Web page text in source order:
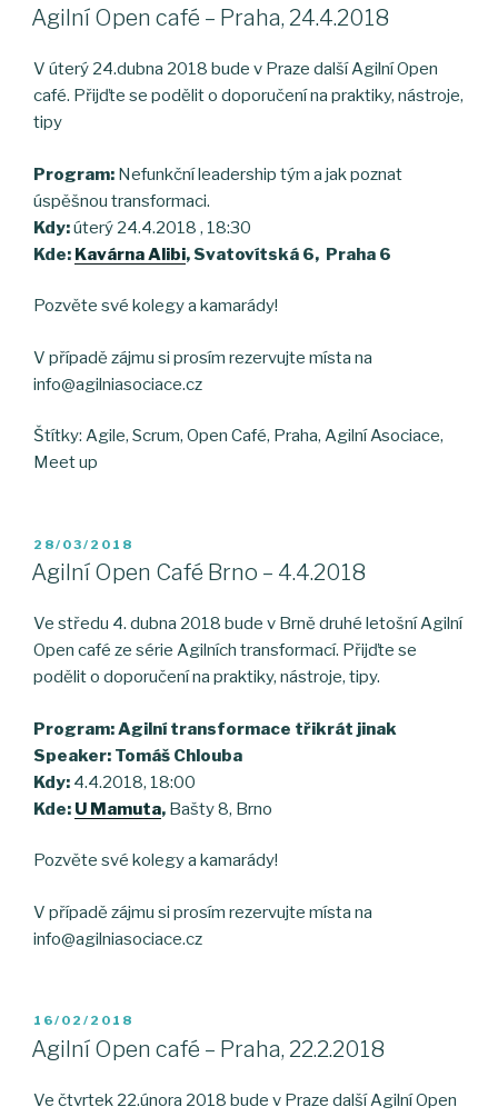
ON
Agilní Open café – Praha, 24.4.2018
V úterý 24.dubna 2018 bude v Praze další Agilní Open
café. Přijďte se podělit o doporučení na praktiky, nástroje,
tipy
Program: Nefunkční leadership tým a jak poznat
úspěšnou transformaci.
Kdy:úterý 24.4.2018 , 18:30
Kde: Kavárna Alibi, Svatovítská 6, Praha 6
Pozvěte své kolegy a kamarády!
V případě zájmu si prosím rezervujte místa na
info@agilniasociace.cz
Štítky: Agile, Scrum, Open Café, Praha, Agilní Asociace,
Meet up
POSTED
ON
28/03/2018
Agilní Open Café Brno – 4.4.2018
Ve středu 4. dubna 2018 bude v Brně druhé letošní Agilní
Open café ze série Agilních transformací. Přijďte se
podělit o doporučení na praktiky, nástroje, tipy.
Program:Agilní transformace třikrát jinak
Speaker: Tomáš Chlouba
Kdy: 4.4.2018, 18:00
Kde: U Mamuta, Bašty 8, Brno
Pozvěte své kolegy a kamarády!
V případě zájmu si prosím rezervujte místa na
info@agilniasociace.cz
POSTED
ON
16/02/2018
Agilní Open café – Praha, 22.2.2018
Ve čtvrtek 22.února 2018 bude v Praze další Agilní Open